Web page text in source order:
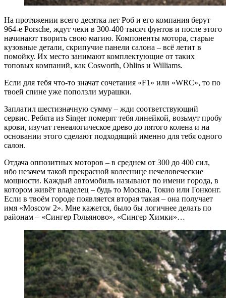
На протяжении всего десятка лет Роб и его компания берут
964-е Porsche, ждут чеки в 300-400 тысяч фунтов и после этого
начинают творить свою магию. Компоненты мотора, старые
кузовные детали, скрипучие панели салона – всё летит в
помойку. Их место занимают комплектующие от таких
топовых компаний, как Cosworth, Ohlins и Williams.
Если для тебя что-то значат сочетания «F1» или «WRC», то по
твоей спине уже поползли мурашки.
Заплатил шестизначную сумму – жди соответствующий
сервис. Ребята из Singer померят тебя линейкой, возьмут пробу
крови, изучат генеалогическое древо до пятого колена и на
основании этого сделают подходящий именно для тебя одного
салон.
Отдача оппозитных моторов – в среднем от 300 до 400 сил,
ибо незачем такой прекрасной колеснице нечеловеческие
мощности. Каждый автомобиль называют по имени города, в
котором живёт владелец – будь то Москва, Токио или Гонконг.
Если в твоём городе появляется вторая такая – она получает
имя «Moscow 2». Мне кажется, было бы логичнее делать по
районам – «Сингер Гольяново», «Сингер Химки»…